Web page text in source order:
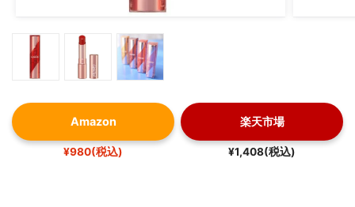
Amazon
¥980(税込)
楽天市場
¥1,408(税込)